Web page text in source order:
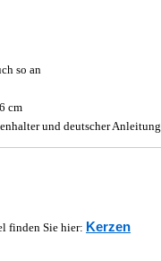
so an
cm
und deutscher Anleitung
finden Sie hier: Kerzen